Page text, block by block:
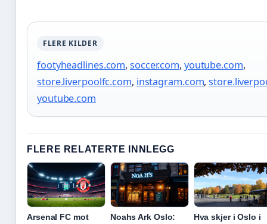
FLERE KILDER
footyheadlines.com,soccer.com, youtube.com,
store.liverpoolfc.com, instagram.com,
youtube.com
FLERE RELATERTE INNLEGG
Arsenal FC mot
Noahs Ark Oslo:
Hva skjer i Oslo i